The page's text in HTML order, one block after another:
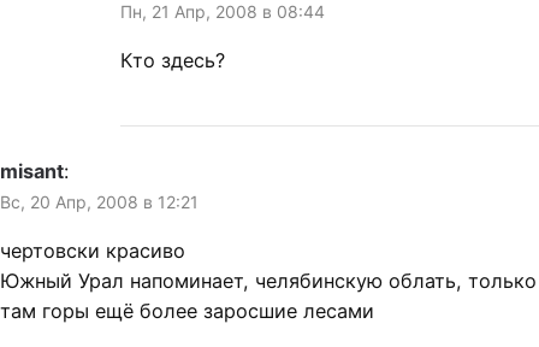
Пн, 21 Апр, 2008 в 08:44
Кто здесь?
misant:
Вс, 20 Апр, 2008 в 12:21
чертовски красиво
Южный Урал напоминает, челябинскую облать, только
там горы ещё более заросшие лесами